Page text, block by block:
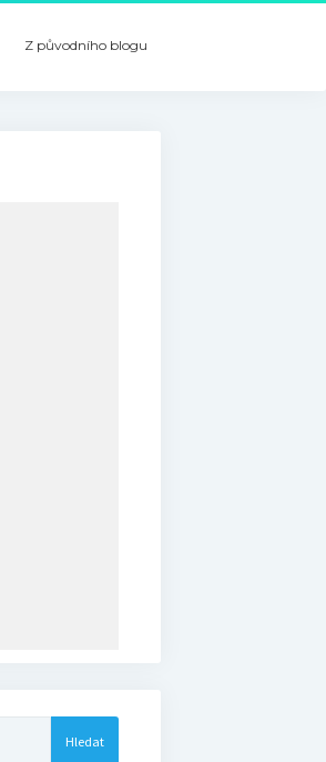
Z původního blogu